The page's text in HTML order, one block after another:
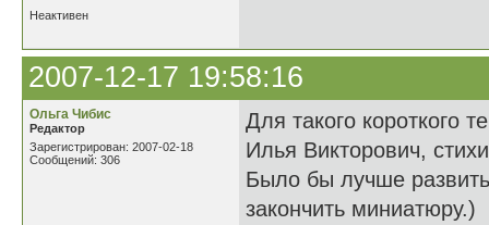
Неактивен
2007-12-17 19:58:16
Ольга Чибис
Редактор
Зарегистрирован: 2007-02-18
Сообщений: 306
Для такого короткого
Илья Викторович,
Было бы лучше
закончить миниатюру.)